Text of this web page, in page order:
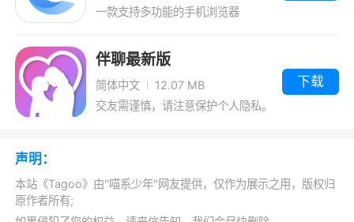
一款支持多功能的手机浏览器
伴聊最新版
简体中文
12.07 MB
交友需谨慎，请注意保护个人隐私。
下载
声明：
本站《Tagoo》由"喵系少年"网友提供，仅作为展示之用，版权归
原作者所有;